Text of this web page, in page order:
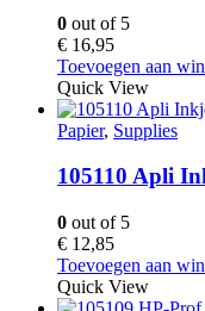
0 out of 5
€ 16,95
Toevoegen aan
Quick View
Papier, Supplies
105110 Apli
0 out of 5
€ 12,85
Toevoegen aan
Quick View